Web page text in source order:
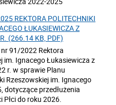
REKTORA POLITECHNIKI
ŁUKASIEWICZA Z
(266.14 KB, PDF)
91/2022 Rektora
im. Ignacego Łukasiewicza z
r. w sprawie Planu
Rzeszowskiej im. Ignacego
dotyczące przedłużenia
Płci do roku 2026.